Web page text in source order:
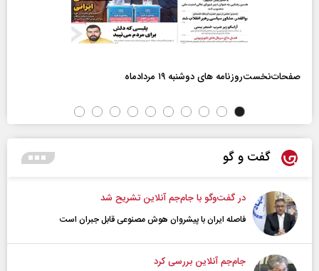
صفحات‌نخست‌روزنامه ها‌ی دوشنبه ۱۹ مردادماه
گفت و گو
در گفت‌و‌گو با جام‌جم آنلاین تشریح شد
فاصله ایران با پیشرو‌ان هوش مصنوعی قابل جبران است
جام‌جم آنلاین بررسی کرد